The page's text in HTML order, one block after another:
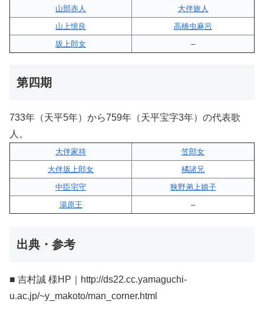
山部赤人
大伴旅人
山上憶良
高橋虫麻呂
坂上郎女
–
第四期
733年（天平5年）から759年（天平宝字3年）の代表歌
人。
大伴家持
笠郎女
大伴坂上郎女
橘諸兄
中臣宅守
狭野弟上娘子
湯原王
–
出典・参考
■ 吉村誠 様HP｜http://ds22.cc.yamaguchi-
u.ac.jp/~y_makoto/man_corner.html